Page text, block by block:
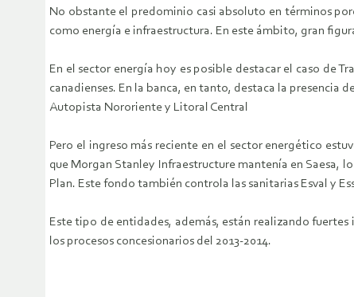
No obstante el predominio casi absoluto en términos
como energía e infraestructura. En este ámbito, gran
En el sector energía hoy es posible destacar el caso de
canadienses. En la banca, en tanto, destaca la presencia
Autopista Nororiente y Litoral Central
Pero el ingreso más reciente en el sector energético
que Morgan Stanley Infraestructure mantenía en Saesa,
Plan. Este fondo también controla las sanitarias Esval y
Este tipo de entidades, además, están realizando
los procesos concesionarios del 2013-2014.